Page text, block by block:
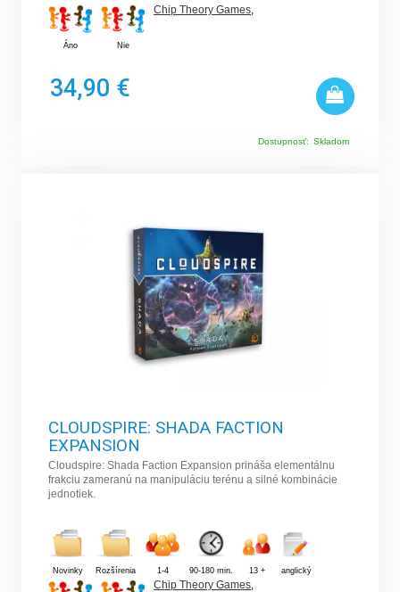
Áno Nie
Chip Theory Games
34,90 €
Dostupnosť: Skladom
CLOUDSPIRE: SHADA FACTION
EXPANSION
Cloudspire: Shada Faction Expansion prináša elementálnu
frakciu zameranú na manipuláciu terénu a silné kombinácie
jednotiek.
Novinky Rozšírenia 1-4 90-180 min. 13 + anglický
Chip Theory Games